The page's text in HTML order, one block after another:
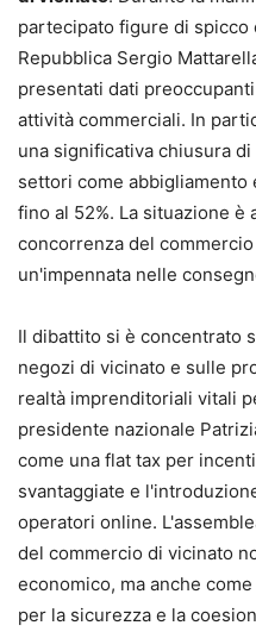
partecipato figure di
Repubblica Sergio
presentati dati
attività commerciali. In
una significativa chiusura
settori come
fino al 52%. La situazione è
concorrenza del
un'impennata nelle
Il dibattito si è concentrato
negozi di vicinato e sulle
realtà imprenditoriali vitali
presidente nazionale
come una flat tax per
svantaggiate e
operatori online.
del commercio di vicinato
economico, ma anche
per la sicurezza e la